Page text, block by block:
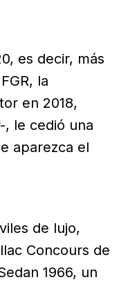
es decir, más
la
en 2018,
, le cedió una
aparezca el
de lujo,
Concours de
1966, un